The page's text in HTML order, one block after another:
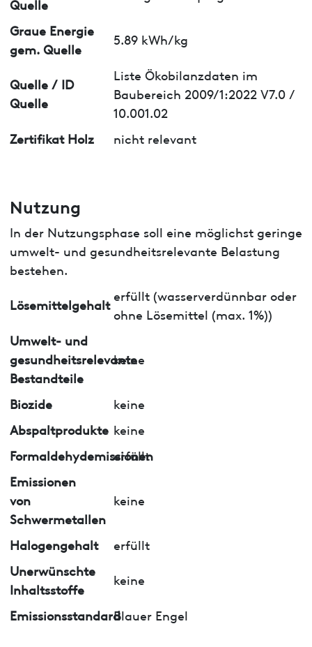
Quelle
Graue Energie
gem. Quelle
5.89 kWh/kg
Quelle / ID
Quelle
Liste Ökobilanzdaten im
Baubereich 2009/1:2022 V7.0 /
10.001.02
Zertifikat Holz
nicht relevant
Nutzung
In der Nutzungsphase soll eine möglichst geringe
umwelt- und gesundheitsrelevante Belastung
bestehen.
Lösemittelgehalt
erfüllt (wasserverdünnbar oder
ohne Lösemittel (max. 1%))
Umwelt- und
gesundheitsrelevante
Bestandteile
keine
Biozide
keine
Abspaltprodukte keine
Formaldehydemissionen
erfüllt
Emissionen
von
Schwermetallen
keine
Halogengehalt
erfüllt
Unerwünschte
Inhaltsstoffe
keine
EmissionsstandardBlauer Engel